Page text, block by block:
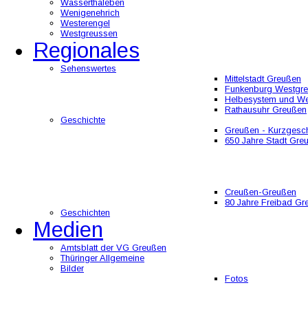
Wasserthaleben
Wenigenehrich
Westerengel
Westgreussen
Regionales
Sehenswertes
Mittelstadt Greußen
Funkenburg
Helbesystem und
Rathausuhr Greußen
Geschichte
Greußen -
650 Jahre Stadt
Creußen-Greußen
80 Jahre Freibad
Geschichten
Medien
Amtsblatt der VG Greußen
Thüringer Allgemeine
Bilder
Fotos